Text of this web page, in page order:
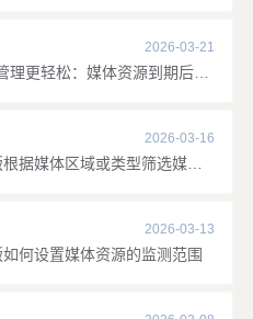
2026-03-21
2026-03-16
2026-03-13
何设置媒体资源的监测范围
获得更多帮助，或者
官网
解决您的问题，请随时联系您
更加及时和个性化的沟通体